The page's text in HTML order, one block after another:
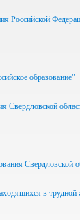
Российской
образование"
Свердловской
Свердловской
в трудной